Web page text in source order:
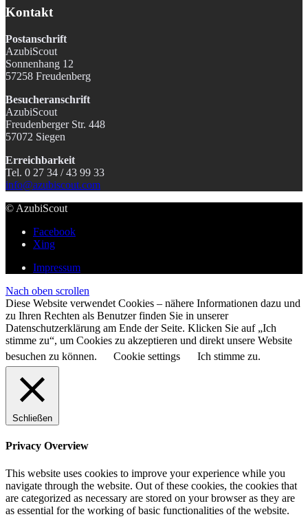
Kontakt
Postanschrift
AzubiScout
Sonnenhang 12
57258 Freudenberg
Besucheranschrift
AzubiScout
Freudenberger Str. 448
57072 Siegen
Erreichbarkeit
Tel. 0 27 34 / 43 99 33
info@azubiscout.com
© AzubiScout
Facebook
Xing
Impressum
Nach oben scrollen
Diese Website verwendet Cookies – nähere Informationen dazu und
zu Ihren Rechten als Benutzer finden Sie in unserer
Datenschutzerklärung am Ende der Seite. Klicken Sie auf „Ich
stimme zu“, um Cookies zu akzeptieren und direkt unsere Website
besuchen zu können.
Cookie settings Ich stimme zu.
Schließen
Privacy Overview
This website uses cookies to improve your experience while you
navigate through the website. Out of these cookies, the cookies that
are categorized as necessary are stored on your browser as they are
as essential for the working of basic functionalities of the website.